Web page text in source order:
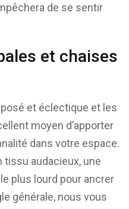
de se sentir
et chaises
et éclectique et les
moyen d’apporter
dans votre espace.
tissu audacieux, une
plus lourd pour ancrer
générale, nous vous